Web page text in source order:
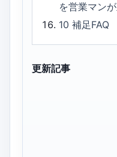
を営業マン
10補足FAQ
更新記事